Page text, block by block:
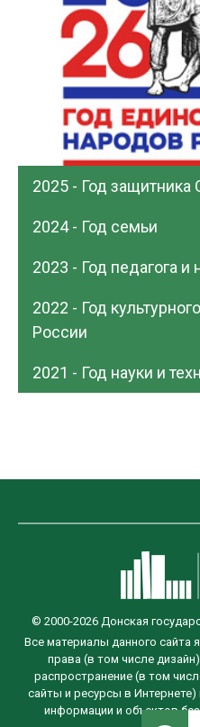
2025 - Год защитника
2024 - Год семьи
2023 - Год педагога и
2022 - Год
России
2021 - Год науки и
© 2000-2026 Донская
Все материалы данного сайта
права (в том числе
распространение (в том
сайты и ресурсы в
информации и объектов